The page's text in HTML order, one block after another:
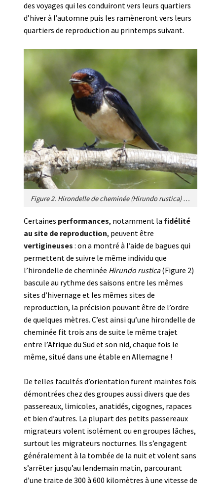
des voyages qui les conduiront vers leurs quartiers
d’hiver à l’automne puis les ramèneront vers leurs
quartiers de reproduction au printemps suivant.
Figure 2. Hirondelle de cheminée (Hirundo rustica) [Source : Photo © J. Blondel]
Certaines performances, notamment la fidélité
au site de reproduction, peuvent être
vertigineuses : on a montré à l’aide de bagues qui
permettent de suivre le même individu que
l’hirondelle de cheminée Hirundo rustica(Figure 2)
bascule au rythme des saisons entre les mêmes
sites d’hivernage et les mêmes sites de
reproduction, la précision pouvant être de l’ordre
de quelques mètres. C’est ainsi qu’une hirondelle de
cheminée fit trois ans de suite le même trajet
entre l’Afrique du Sud et son nid, chaque fois le
même, situé dans une étable en Allemagne !
De telles facultés d’orientation furent maintes fois
démontrées chez des groupes aussi divers que des
passereaux, limicoles, anatidés, cigognes, rapaces
et bien d’autres. La plupart des petits passereaux
migrateurs volent isolément ou en groupes lâches,
surtout les migrateurs nocturnes. Ils s’engagent
généralement à la tombée de la nuit et volent sans
s’arrêter jusqu’au lendemain matin, parcourant
d’une traite de 300 à 600 kilomètres à une vitesse de